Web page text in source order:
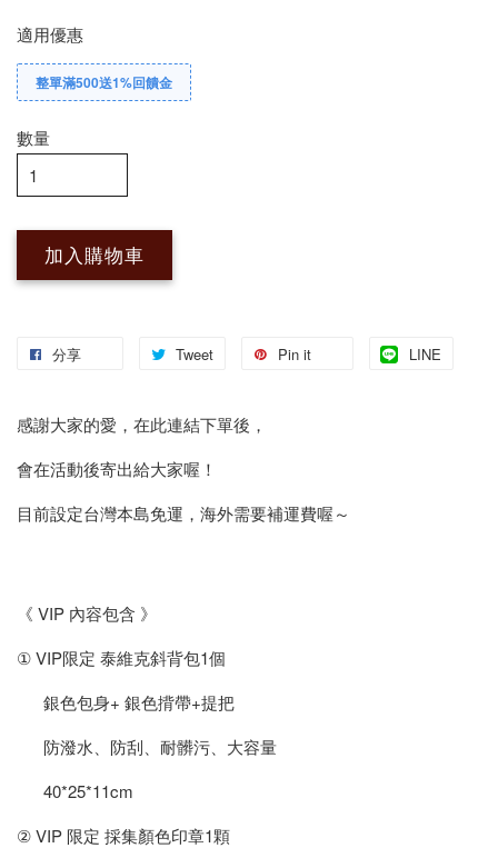
適用優惠
整單滿500送1%回饋金
數量
加入購物車
分享 Tweet Pin it LINE
感謝大家的愛，在此連結下單後，
會在活動後寄出給大家喔！
目前設定台灣本島免運，海外需要補運費喔～
《 VIP 內容包含 》
① VIP限定 泰維克斜背包1個
銀色包身+ 銀色揹帶+提把
防潑水、防刮、耐髒污、大容量
40*25*11cm
② VIP 限定 採集顏色印章1顆